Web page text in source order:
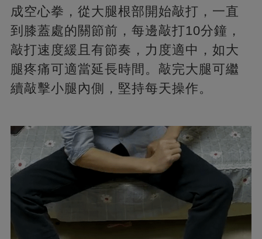
成空心拳，從大腿根部開始敲打，一直
到膝蓋處的關節前，每邊敲打10分鐘，
敲打速度緩且有節奏，力度適中，如大
腿疼痛可適當延長時間。敲完大腿可繼
續敲擊小腿內側，堅持每天操作。